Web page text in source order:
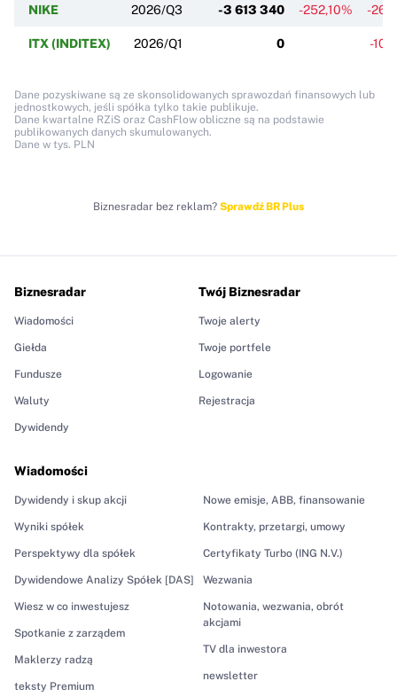
NIKE 2026/Q3 -3 613 340 -252,10% -
ITX (INDITEX) 2026/Q1 0 -
Dane pozyskiwane są ze skonsolidowanych sprawozdań finansowych lub
jednostkowych, jeśli spółka tylko takie publikuje.
Dane kwartalne RZiS oraz CashFlow obliczne są na podstawie
publikowanych danych skumulowanych.
Dane w tys. PLN
Biznesradar bez reklam? Sprawdź BR Plus
Biznesradar
Wiadomości
Giełda
Fundusze
Waluty
Dywidendy
Wiadomości
Dywidendy i skup akcji
Wyniki spółek
Perspektywy dla spółek
Dywidendowe Analizy Spółek [DAS]
Wiesz w co inwestujesz
Spotkanie z zarządem
Maklerzy radzą
teksty Premium
Nowe emisje, ABB, finansowanie
Kontrakty, przetargi, umowy
Certyfikaty Turbo (ING N.V.)
Wezwania
Notowania, wezwania, obrót
akcjami
TV dla inwestora
newsletter
Twój Biznesradar
Twoje alerty
Twoje portfele
Logowanie
Rejestracja